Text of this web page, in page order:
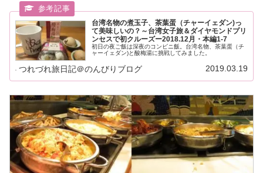
台湾名物の煮玉子、茶葉蛋（チャーイェダン)っ
て美味しいの？～台湾女子旅＆ダイヤモンドプリ
ンセスで初クルーズー2018.12月・本編1-7
初日の夜ご飯は深夜のコンビニ飯。台湾名物、茶葉蛋（チ
ャーイェダン)と酸梅湯に挑戦してみました。
つれづれ旅日記＠のんびりブログ 2019.03.19